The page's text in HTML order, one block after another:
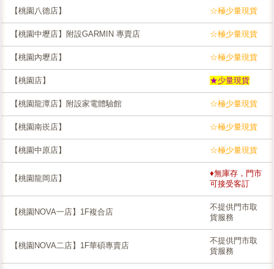
【桃園八德店】 ☆極少量現貨
【桃園中壢店】附設GARMIN 專賣店 ☆極少量現貨
【桃園內壢店】 ☆極少量現貨
【桃園店】 ★少量現貨
【桃園龍潭店】附設家電體驗館 ☆極少量現貨
【桃園南崁店】 ☆極少量現貨
【桃園中原店】 ☆極少量現貨
【桃園龍岡店】
♦無庫存，門市
可接受客訂
【桃園NOVA一店】1F複合店
不提供門市取
貨服務
【桃園NOVA二店】1F華碩專賣店
不提供門市取
貨服務